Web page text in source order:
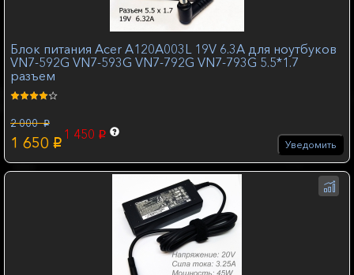
Блок питания Acer A120A003L 19V 6.3A для ноутбуков
VN7-592G VN7-593G VN7-792G VN7-793G 5.5*1.7
разъем
2 000 p
1 650 p
1 450 p
Уведомить